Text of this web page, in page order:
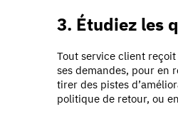
3. Étudiez les
Tout service client
ses demandes, pour en
tirer des pistes
politique de retour, ou